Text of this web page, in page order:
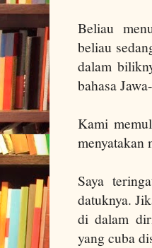
Beliau
beliau
dalam
bahasa
Kami
menyatakan
Saya
datuknya.
di dalam
yangcuba